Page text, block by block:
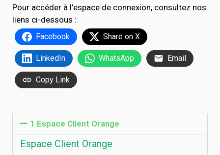
Pour accéder à l’espace de connexion, consultez nos
liens ci-dessous :
Facebook Share on X
LinkedIn WhatsApp Email
Copy Link
1 Espace Client Orange
Espace Client Orange